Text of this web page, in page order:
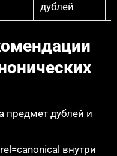
дублей
предмет дублей и
внутри